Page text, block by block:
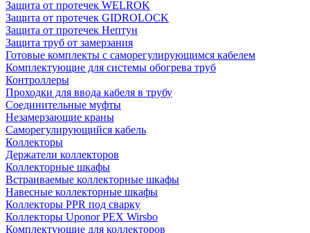
Защита от протечек WELROK
Защита от протечек GIDROLOCK
Защита от протечек Нептун
Защита труб от замерзания
Готовые комплекты с саморегулирующимся кабелем
Комплектующие для системы обогрева труб
Контроллеры
Проходки для ввода кабеля в трубу
Соединительные муфты
Незамерзающие краны
Саморегулирующийся кабель
Коллекторы
Держатели коллекторов
Коллекторные шкафы
Встраиваемые коллекторные шкафы
Навесные коллекторные шкафы
Коллекторы PPR под сварку
Коллекторы Uponor PEX Wirsbo
Комплектующие для коллекторов